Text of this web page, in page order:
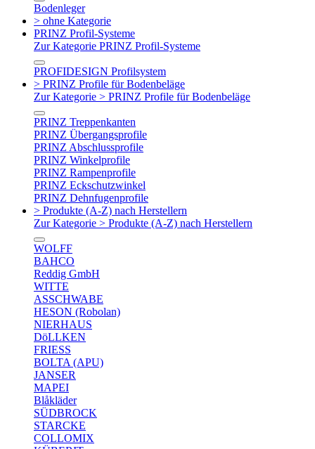
Bodenleger
> ohne Kategorie
PRINZ Profil-Systeme
Zur Kategorie PRINZ Profil-Systeme
PROFIDESIGN Profilsystem
> PRINZ Profile für Bodenbeläge
Zur Kategorie > PRINZ Profile für Bodenbeläge
PRINZ Treppenkanten
PRINZ Übergangsprofile
PRINZ Abschlussprofile
PRINZ Winkelprofile
PRINZ Rampenprofile
PRINZ Eckschutzwinkel
PRINZ Dehnfugenprofile
> Produkte (A-Z) nach Herstellern
Zur Kategorie > Produkte (A-Z) nach Herstellern
WOLFF
BAHCO
Reddig GmbH
WITTE
ASSCHWABE
HESON (Robolan)
NIERHAUS
DöLLKEN
FRIESS
BOLTA (APU)
JANSER
MAPEI
Blåkläder
SÜDBROCK
STARCKE
COLLOMIX